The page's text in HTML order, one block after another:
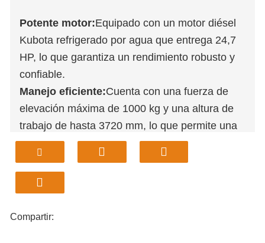
Potente motor:Equipado con un motor diésel
Kubota refrigerado por agua que entrega 24,7
HP, lo que garantiza un rendimiento robusto y
confiable.
Manejo eficiente:Cuenta con una fuerza de
elevación máxima de 1000 kg y una altura de
trabajo de hasta 3720 mm, lo que permite una
manipulación versátil de materiales.
Diseño compacto:Se maniobra fácilmente en
espacios reducidos, ideal para granjas, jardines
y almacenes.
Rendimiento confiable
Compartir: